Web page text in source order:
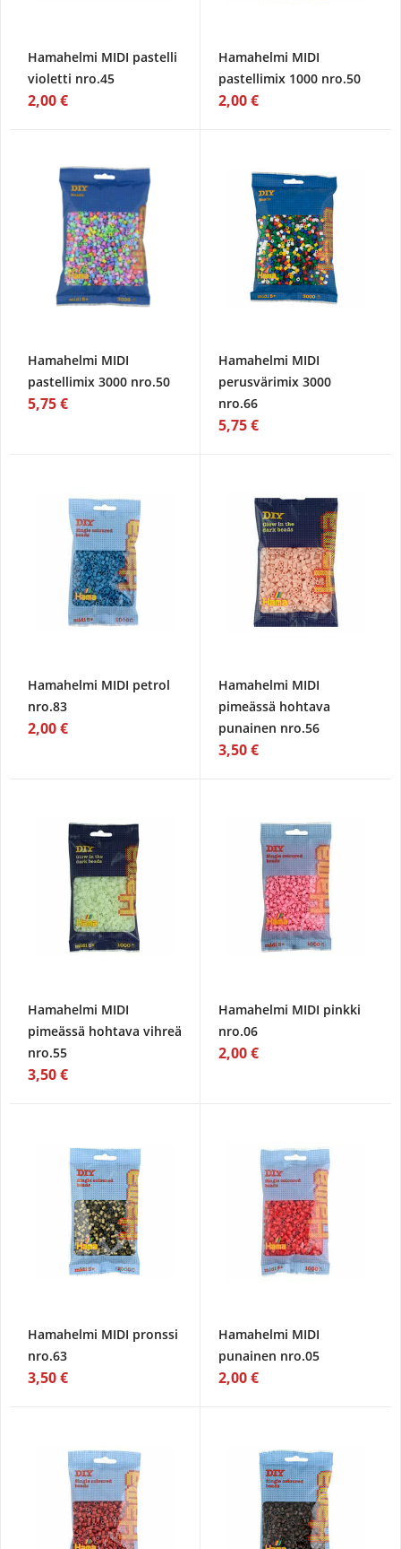
Hamahelmi MIDI pastelli
violetti nro.45
2,00 €
Hamahelmi MIDI
pastellimix 1000 nro.50
2,00 €
Hamahelmi MIDI
pastellimix 3000 nro.50
5,75 €
Hamahelmi MIDI
perusvärimix 3000
nro.66
5,75 €
Hamahelmi MIDI petrol
nro.83
2,00 €
Hamahelmi MIDI
pimeässä hohtava
punainen nro.56
3,50 €
Hamahelmi MIDI
pimeässä hohtava vihreä
nro.55
3,50 €
Hamahelmi MIDI pinkki
nro.06
2,00 €
Hamahelmi MIDI pronssi
nro.63
3,50 €
Hamahelmi MIDI
punainen nro.05
2,00 €